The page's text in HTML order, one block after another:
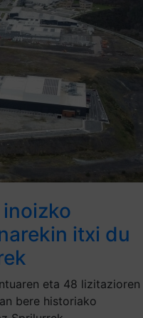
itxi du
eta 48 lizitazioren
bere historiako